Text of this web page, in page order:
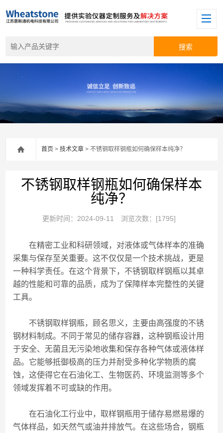
首页 >技术文章 > 不锈钢取样钢瓶如何确保样本纯净？
不锈钢取样钢瓶如何确保样本
纯净？
更新时间：2024-09-11 浏览次数：[1795]
在精密工业和科研领域，对液体或气体样本的准确
采集与保存至关重要。这不仅仅是一个技术挑战，更是
一种科学责任。在这个背景下，不锈钢取样钢瓶以其卓
越的性能和可靠的品质，成为了保障样本完整性的关键
工具。
不锈钢取样钢瓶，顾名思义，主要由高强度的不锈
钢材料制成。不同于常见的储存容器，这种钢瓶设计用
于安全、无菌且无污染地收集和保存各种气体或液体样
品。它能够抵御极高的压力并耐受多种化学物质的腐
蚀，这使得它在石油化工、生物医药、环境监测等多个
领域发挥着不可或缺的作用。
在石油化工行业中，取样钢瓶用于储存易燃易爆的
气体样品，如天然气或油井排放气。在这些场合，钢瓶